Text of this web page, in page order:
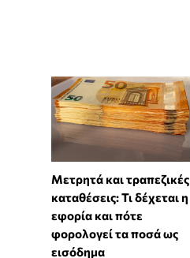
Μετρητά και τραπεζικές
καταθέσεις: Τι δέχεται η
εφορία και πότε
φορολογεί τα ποσά ως
εισόδημα